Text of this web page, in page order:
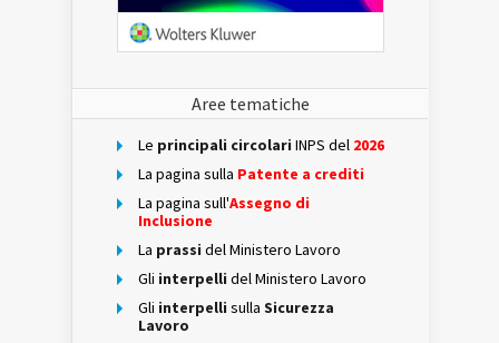
Aree tematiche
Le principali circolari INPS del 2026
La pagina sulla Patente a crediti
La pagina sull'Assegno di
Inclusione
La prassi del Ministero Lavoro
Gli interpelli del Ministero Lavoro
Gli interpelli sulla Sicurezza
Lavoro